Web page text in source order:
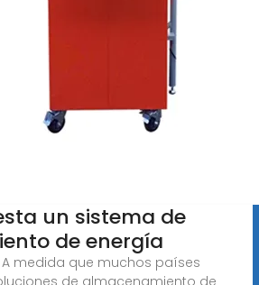
un sistema de
de energía
medida que muchos países
de almacenamiento de